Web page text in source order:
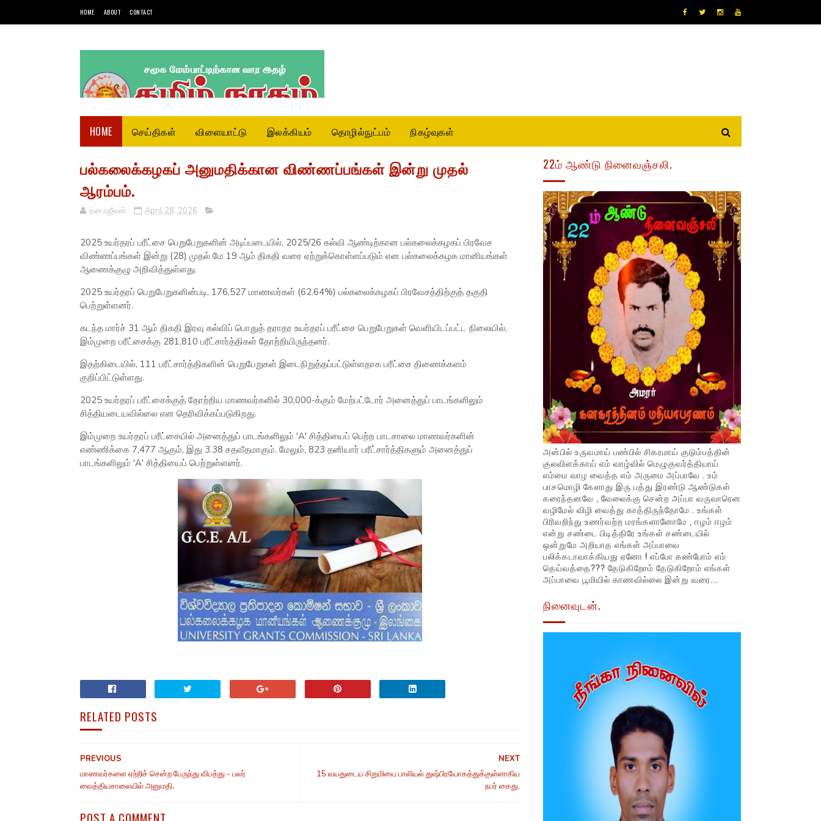
HOME ABOUT CONTACT
HOME செய்திகள் விளையாட்டு இலக்கியம் தொழில்நுட்பம் நிகழ்வுகள்
பல்கலைக்கழகப் அனுமதிக்கான விண்ணப்பங்கள் இன்று முதல்
ஆரம்பம்.
தன.ரஜீவன் April 28, 2026
2025 உயர்தரப் பரீட்சை பெறுபேறுகளின் அடிப்படையில், 2025/26 கல்வி ஆண்டிற்கான பல்கலைக்கழகப் பிரவேச
விண்ணப்பங்கள் இன்று (28) முதல் மே 19 ஆம் திகதி வரை ஏற்றுக்கொள்ளப்படும் என பல்கலைக்கழக மானியங்கள்
ஆணைக்குழு அறிவித்துள்ளது.
2025 உயர்தரப் பெறுபேறுகளின்படி, 176,527 மாணவர்கள் (62.64%) பல்கலைக்கழகப் பிரவேசத்திற்குத் தகுதி
பெற்றுள்ளனர்.
கடந்த மார்ச் 31 ஆம் திகதி இரவு கல்விப் பொதுத் தராதர உயர்தரப் பரீட்சை பெறுபேறுகள் வெளியிடப்பட்ட நிலையில்,
இம்முறை பரீட்சைக்கு 281,810 பரீட்சார்த்திகள் தோற்றியிருந்தனர்.
இதற்கிடையில், 111 பரீட்சார்த்திகளின் பெறுபேறுகள் இடைநிறுத்தப்பட்டுள்ளதாக பரீட்சை திணைக்களம்
குறிப்பிட்டுள்ளது.
2025 உயர்தரப் பரீட்சைக்குத் தோற்றிய மாணவர்களில் 30,000-க்கும் மேற்பட்டோர் அனைத்துப் பாடங்களிலும்
சித்தியடையவில்லை என தெரிவிக்கப்படுகிறது.
இம்முறை உயர்தரப் பரீட்சையில் அனைத்துப் பாடங்களிலும் 'A' சித்தியைப் பெற்ற பாடசாலை மாணவர்களின்
எண்ணிக்கை 7,477 ஆகும், இது 3.38 சதவீதமாகும். மேலும், 823 தனியார் பரீட்சார்த்திகளும் அனைத்துப்
பாடங்களிலும் 'A' சித்தியைப் பெற்றுள்ளனர்.
RELATED POSTS
NEXT
15 வயதுடைய சிறுமியை பாலியல் துஷ்பிரயோகத்துக்குள்ளாகிய
நபர் கைது.
PREVIOUS
மாணவர்களை ஏற்றிச் சென்ற பேருந்து விபத்து - பலர்
வைத்தியசாலையில் அனுமதி.
POST A COMMENT
22ம் ஆண்டு நினைவஞ்சலி.
அன்பில் உருவமாய் பண்பில் சிகரமாய் குடும்பத்தின்
குலவிளக்காய் எம் வாழ்வில் மெழுகுவர்த்தியாய்
எம்மை வாழ வைத்த எம் அருமை அப்பாவே . உம்
பாசமொழி கேளாது இரு பத்து இரண்டு ஆண்டுகள்
கரைந்தனவே , வேலைக்கு சென்ற அப்பா வருவாரென
வழிமேல் விழி வைத்து காத்திருந்தோமே . உங்கள்
பிரிவறிந்து உணர்வற்ற மரங்களானோமே , ஈழம் ஈழம்
என்று சண்டை பிடித்திரே உங்கள் சண்டையில்
ஒன்றுமே அறியாத எங்கள் அப்பாவை
பலிக்கடாவாக்கியது ஏனோ ! எப்போ கண்போம் எம்
தெய்வத்தை??? தேடுகிறோம் தேடுகிறோம் எங்கள்
அப்பாவை பூமியில் காணவில்லை இன்று வரை...
நினைவுடன்.